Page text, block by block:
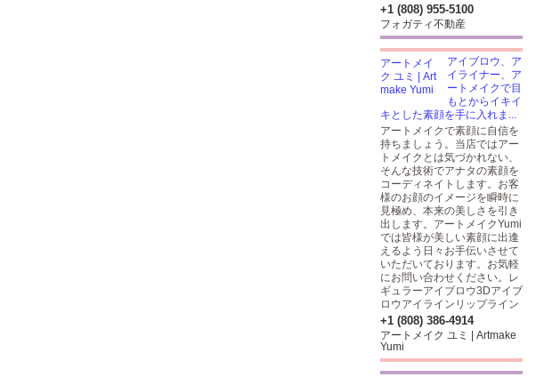
+1 (808) 955-5100
フォガティ不動産
アイブロウ、ア
イライナー、ア
ートメイクで目
もとからイキイ
キとした素顔を手に入れま...
アートメイクで素顔に自信を
持ちましょう。当店ではアー
トメイクとは気づかれない、
そんな技術でアナタの素顔を
コーディネイトします。お客
様のお顔のイメージを瞬時に
見極め、本来の美しさを引き
出します。アートメイクYumi
では皆様が美しい素顔に出逢
えるよう日々お手伝いさせて
いただいております。お気軽
にお問い合わせください。レ
ギュラーアイブロウ3Dアイブ
ロウアイラインリップライン
+1 (808) 386-4914
アートメイク ユミ | Artmake
Yumi